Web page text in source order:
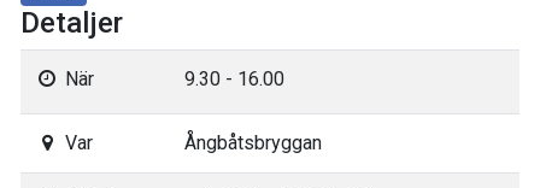
Detaljer
När 9.30 - 16.00
Var Ångbåtsbryggan